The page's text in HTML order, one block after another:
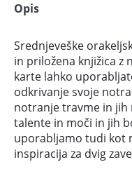
Opis
Srednjeveške
in priložena knjižica z
karte lahko
odkrivanje svoje
notranje travme in jih
talente in moči in jih
uporabljamo tudi kot
inspiracija za dvig